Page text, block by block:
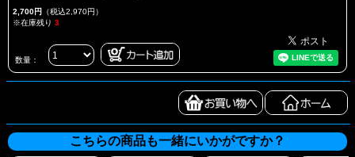
2,700円 （税込2,970円）
※在庫残り 3
数量：
こちらの商品も一緒にいかがですか？